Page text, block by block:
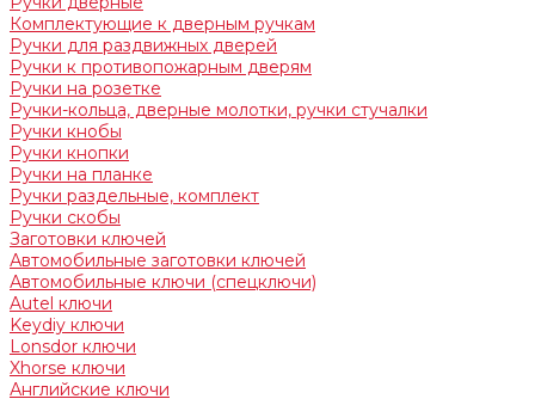
Комплектующие к дверным ручкам
Ручки для раздвижных дверей
Ручки к противопожарным дверям
Ручки на розетке
Ручки-кольца, дверные молотки, ручки стучалки
Ручки кнобы
Ручки кнопки
Ручки на планке
Ручки раздельные, комплект
Ручки скобы
Заготовки ключей
Автомобильные заготовки ключей
Автомобильные ключи (спецключи)
Autel ключи
Keydiy ключи
Lonsdor ключи
Xhorse ключи
Английские ключи